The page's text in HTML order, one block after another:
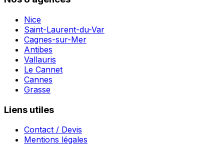
Nice
Saint-Laurent-du-Var
Cagnes-sur-Mer
Antibes
Vallauris
Le Cannet
Cannes
Grasse
Liens utiles
Contact / Devis
Mentions légales